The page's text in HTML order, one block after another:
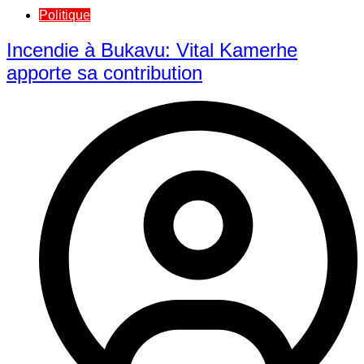
Politique
Incendie à Bukavu: Vital Kamerhe
apporte sa contribution